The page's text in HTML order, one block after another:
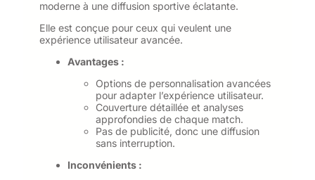
moderne à une diffusion sportive éclatante.
Elle est conçue pour ceux qui veulent une
expérience utilisateur avancée.
Avantages :
Options de personnalisation avancées
pour adapter l’expérience utilisateur.
Couverture détaillée et analyses
approfondies de chaque match.
Pas de publicité, donc une diffusion
sans interruption.
Inconvénients :